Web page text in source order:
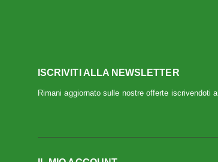
ISCRIVITI ALLA NEWSLETTER
Rimani aggiornato sulle nostre offerte iscrivendoti